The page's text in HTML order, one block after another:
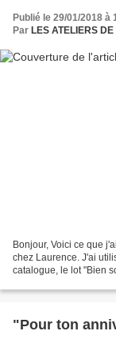
Publié le 29/01/2018 à
Par LES ATELIERS DE
Bonjour, Voici ce que
chez Laurence. J'ai
catalogue, le lot "Bien
"Pour ton